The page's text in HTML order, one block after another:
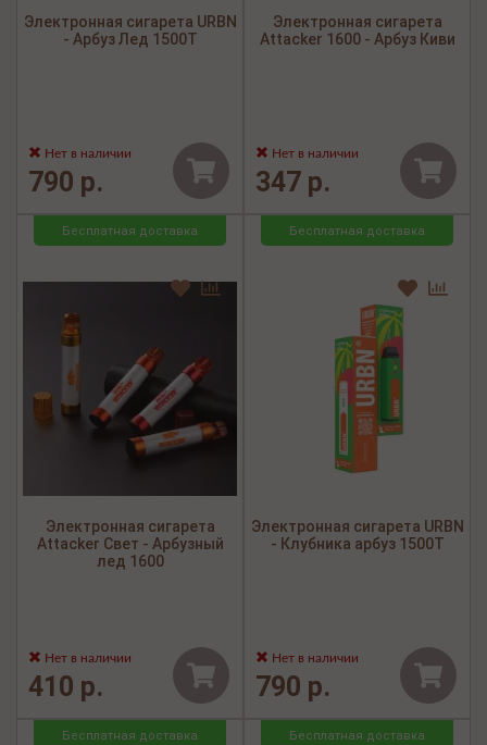
Электронная сигарета URBN
- Арбуз Лед 1500Т
Нет в наличии
790 р.
Электронная сигарета
Attacker 1600 - Арбуз Киви
Нет в наличии
347 р.
Бесплатная доставка
Электронная сигарета
Attacker Свет - Арбузный
лед 1600
Нет в наличии
410 р.
Бесплатная доставка
Электронная сигарета URBN
- Клубника арбуз 1500Т
Нет в наличии
790 р.
Бесплатная доставка Бесплатная доставка